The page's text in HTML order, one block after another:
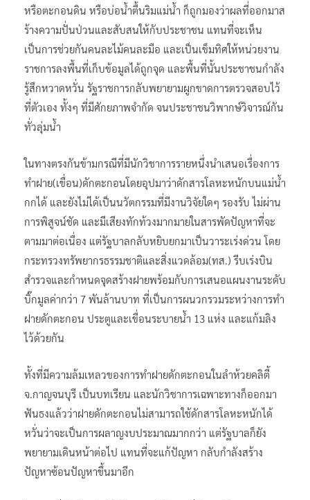
หรือตะกอนดิน หรือบ่อน้ำตื้นริมแม่น้ำ ก็ถูกมองว่าผลที่ออกมาส
ร้างความปั่นป่วนและสับสนให้กับประชาชน แทนที่จะเห็น
เป็นการช่วยกันคนละไม้คนละมือ และเป็นเข็มทิศให้หน่วยงาน
ราชการลงพื้นที่เก็บข้อมูลได้ถูกจุด และพื้นที่นั้นประชาชนกำลัง
รู้สึกหวาดหวั่น รัฐราชการกลับพยายามผูกขาดการตรวจสอบไว้
ที่ตัวเอง ทั้งๆ ที่มีศักยภาพจำกัด จนประชาชนวิพากษ์วิจารณ์กัน
ทั่วลุ่มน้ำ
ในทางตรงกันข้ามกรณีที่มีนักวิชาการรายหนึ่งนำเสนอเรื่องการ
ทำฝาย(เขื่อน)ดักตะกอนโดยอุปมาว่าดักสารโลหะหนักบนแม่น้ำ
กกได้ และยังไม่ได้เป็นนวัตกรรมที่มีงานวิจัยใดๆ รองรับ ไม่ผ่าน
การพิสูจน์ชัด และมีเสียงทักท้วงมากมายในสารพัดปัญหาที่จะ
ตามมาต่อเนื่อง แต่รัฐบาลกลับหยิบยกมาเป็นวาระเร่งด่วน โดย
กระทรวงทรัพยากรธรรมชาติและสิ่งแวดล้อม(ทส.) รีบเร่งบิน
สำรวจและกำหนดจุดสร้างฝายพร้อมกับการเสนอแผนงานระดับ
บิ๊กมูลค่ากว่า 7 พันล้านบาท ที่เป็นการผนวกรวมระหว่างการทำ
ฝายดักตะกอน ประตูและเขื่อนระบายน้ำ 13 แห่ง และแก้มลิง
ไว้ด้วยกัน
ทั้งที่มีความล้มเหลวของการทำฝายดักตะกอนในลำห้วยคลิตี้
จ.กาญจนบุรี เป็นบทเรียน และนักวิชาการเฉพาะทางก็ออกมา
ฟันธงแล้วว่าฝายดักตะกอนไม่สามารถใช้ดักสารโลหะหนักได้
หวั่นว่าจะเป็นการผลาญงบประมาณมากกว่า แต่รัฐบาลก็ยัง
พยายามเดินหน้าต่อไป แทนที่จะแก้ปัญหา กลับกำลังสร้าง
ปัญหาซ้อนปัญหาขึ้นมาอีก